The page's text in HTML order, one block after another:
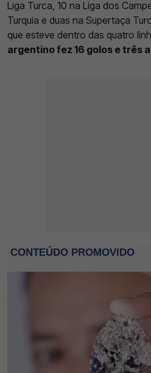
Liga Turca, 10 na Liga dos
Turquia e duas na Supertaça
que esteve dentro das quatro
argentino fez 16 golos e três